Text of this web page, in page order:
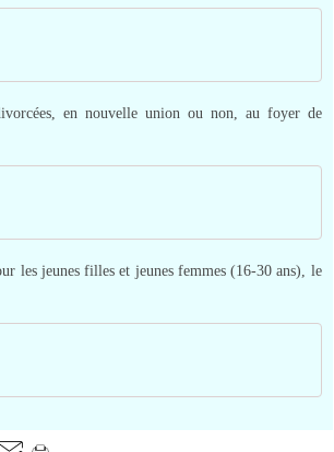
en nouvelle union ou non, au foyer de
les jeunes filles et jeunes femmes (16-30 ans), le